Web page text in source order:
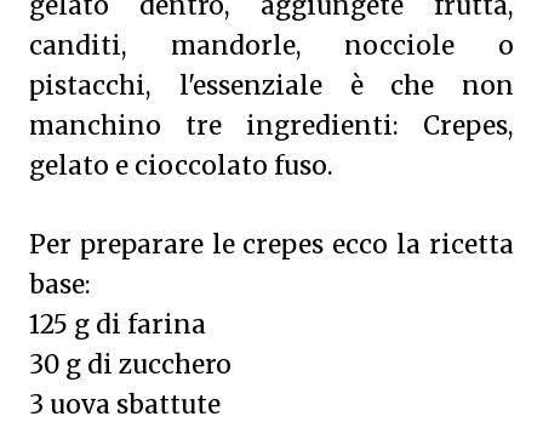
canditi, mandorle, nocciole o
pistacchi, l'essenziale è che non
manchino tre ingredienti: Crepes,
gelato e cioccolato fuso.
Per preparare le crepes ecco la ricetta
base:
125 g di farina
30 g di zucchero
3 uova sbattute